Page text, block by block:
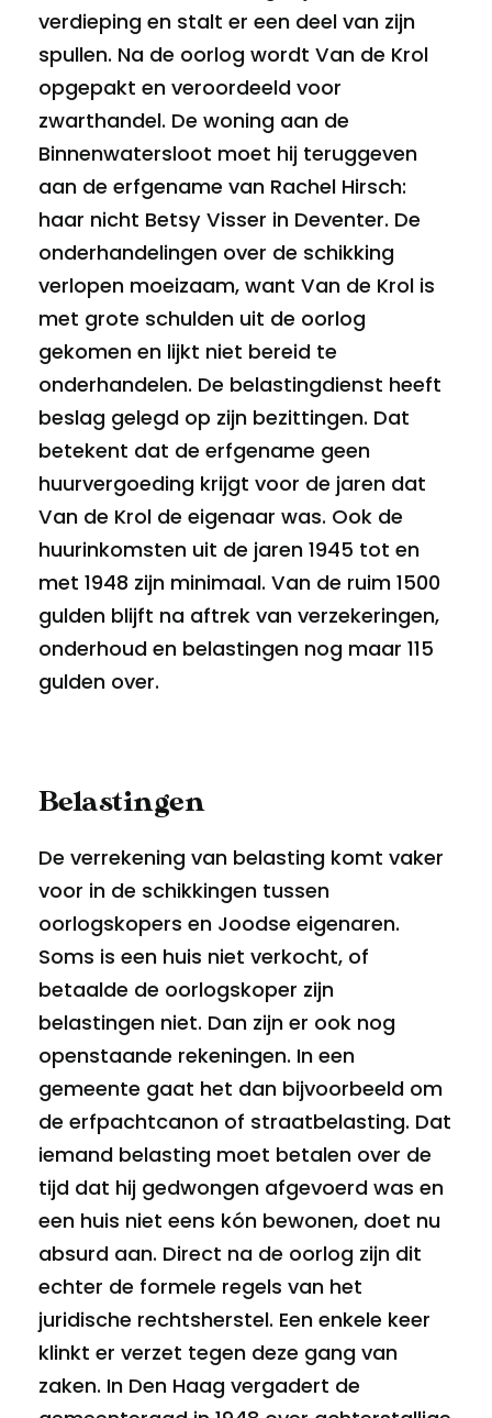
verdieping en stalt er een deel van zijn
spullen. Na de oorlog wordt Van de Krol
opgepakt en veroordeeld voor
zwarthandel. De woning aan de
Binnenwatersloot moet hij teruggeven
aan de erfgename van Rachel Hirsch:
haar nicht Betsy Visser in Deventer. De
onderhandelingen over de schikking
verlopen moeizaam, want Van de Krol is
met grote schulden uit de oorlog
gekomen en lijkt niet bereid te
onderhandelen. De belastingdienst heeft
beslag gelegd op zijn bezittingen. Dat
betekent dat de erfgename geen
huurvergoeding krijgt voor de jaren dat
Van de Krol de eigenaar was. Ook de
huurinkomsten uit de jaren 1945 tot en
met 1948 zijn minimaal. Van de ruim 1500
gulden blijft na aftrek van verzekeringen,
onderhoud en belastingen nog maar 115
gulden over.
Belastingen
De verrekening van belasting komt vaker
voor in de schikkingen tussen
oorlogskopers en Joodse eigenaren.
Soms is een huis niet verkocht, of
betaalde de oorlogskoper zijn
belastingen niet. Dan zijn er ook nog
openstaande rekeningen. In een
gemeente gaat het dan bijvoorbeeld om
de erfpachtcanon of straatbelasting. Dat
iemand belasting moet betalen over de
tijd dat hij gedwongen afgevoerd was en
een huis niet eens kón bewonen, doet nu
absurd aan. Direct na de oorlog zijn dit
echter de formele regels van het
juridische rechtsherstel. Een enkele keer
klinkt er verzet tegen deze gang van
zaken. In Den Haag vergadert de